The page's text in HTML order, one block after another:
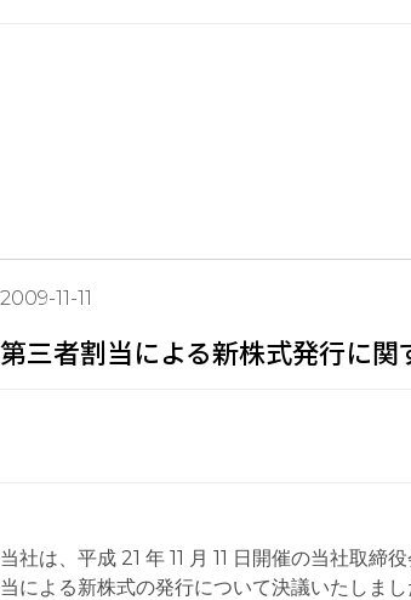
2009-11-11
第三者割当による新株式発行に関
当社は、平成 21 年 11 月 11 日開催の当社取締
当による新株式の発行について決議いたしまし